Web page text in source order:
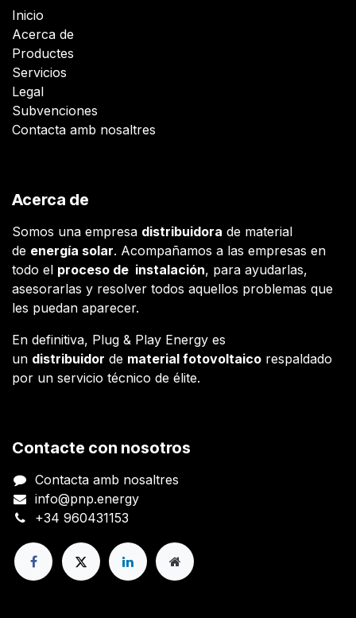
Inicio
Acerca de
Productes
Servicios
Legal
Subvenciones
Contacta amb nosaltres
Acerca de
Somos una empresa distribuidora de material
de energía solar. Acompañamos a las empresas en
todo el proceso de instalación, para ayudarlas,
asesorarlas y resolver todos aquellos problemas que
les puedan aparecer.
En definitiva, Plug & Play Energy es
un distribuidor de material fotovoltaico respaldado
por un servicio técnico de élite.
Contacte con nosotros
Contacta amb nosaltres
info@pnp.energy
+34 960431153